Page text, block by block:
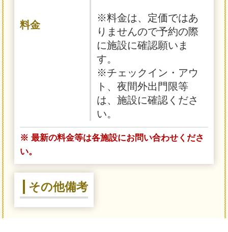
料金
※料金は、定価ではあ
りませんので予約の際
に施設に確認願いま
す。
※チェックイン・アウ
ト、夜間外出門限等
は、施設に確認くださ
い。
※ 最新の料金等は各施設にお問い合わせくださ
い。
その他備考